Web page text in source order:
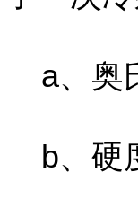
a、奥
b、硬